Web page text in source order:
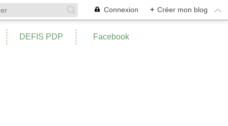
Connexion + Créer mon blog
DEFIS PDP Facebook